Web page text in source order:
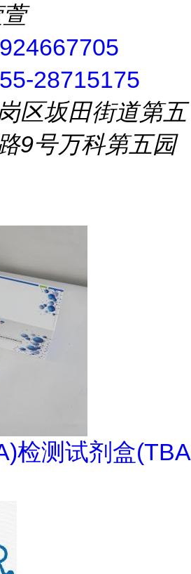
28715175
区坂田街道第五
9号万科第五园
检测试剂盒(TBA